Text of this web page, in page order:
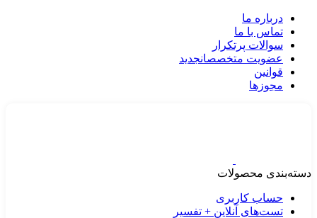
درباره ما
تماس با ما
سوالات پرتکرار
عضویت متخصصانجدید
قوانین
مجوزها
دسته‌بندی محصولات
حساب کاربری
تست‌های آنلاین + تفسیر